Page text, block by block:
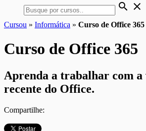
search close
Cursou » Informática » Curso de Office 365
Curso de Office 365
Aprenda a trabalhar com a
recente do Office.
Compartilhe: